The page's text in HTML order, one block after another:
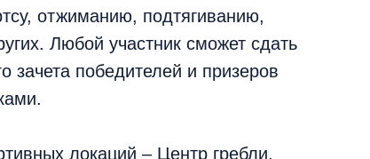
отжиманию, подтягиванию,
Любой участник сможет сдать
победителей и призеров
локаций – Центр гребли,